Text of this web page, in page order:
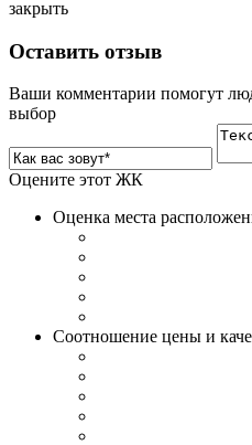
закрыть
Оставить отзыв
Ваши комментарии помогут
выбор
Оцените этот ЖК
Оценка места
Соотношение цены и